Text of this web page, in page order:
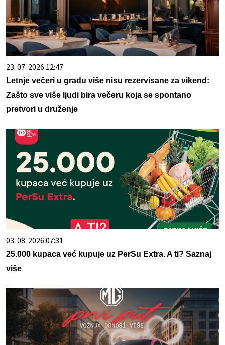
23. 07. 2026 12:47
Letnje večeri u gradu više nisu rezervisane za vikend:
Zašto sve više ljudi bira večeru koja se spontano
pretvori u druženje
03. 08. 2026 07:31
25.000 kupaca već kupuje uz PerSu Extra. A ti? Saznaj
više